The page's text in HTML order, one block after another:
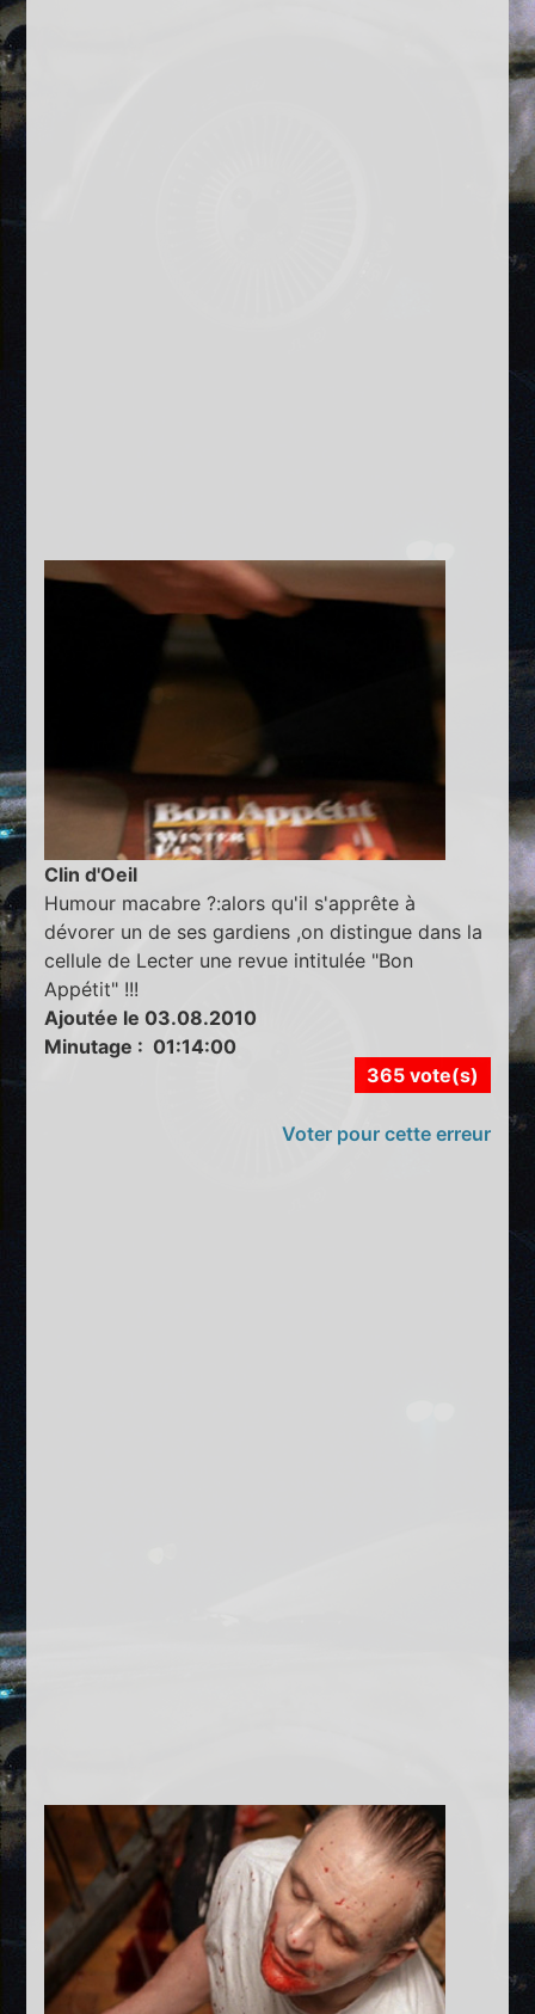
Clin d'Oeil
Humour macabre ?:alors qu'il s'apprête à
dévorer un de ses gardiens ,on distingue dans la
cellule de Lecter une revue intitulée "Bon
Appétit" !!!
Ajoutée le 03.08.2010
Minutage : 01:14:00
365 vote(s)
Voter pour cette erreur